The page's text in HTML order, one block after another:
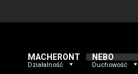
MACHERONT
Działalność
NEBO
Duchowość